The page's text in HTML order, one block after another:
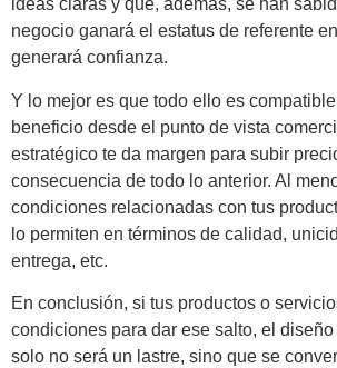
ideas claras y que, además, se han
negocio ganará el estatus de referente
generará confianza.
Y lo mejor es que todo ello es
beneficio desde el punto de vista
estratégico te da margen para subir
consecuencia de todo lo anterior. Al
condiciones relacionadas con tus
lo permiten en términos de calidad,
entrega, etc.
En conclusión, si tus productos o
condiciones para dar ese salto, el
solo no será un lastre, sino que se